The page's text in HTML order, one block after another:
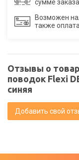
сумме
Возможен
также
Отзывы о
поводок Flexi
синяя
Добавить свой